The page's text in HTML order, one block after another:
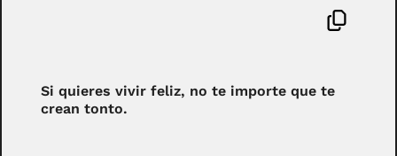
Si quieres vivir feliz, no te importe que te
crean tonto.